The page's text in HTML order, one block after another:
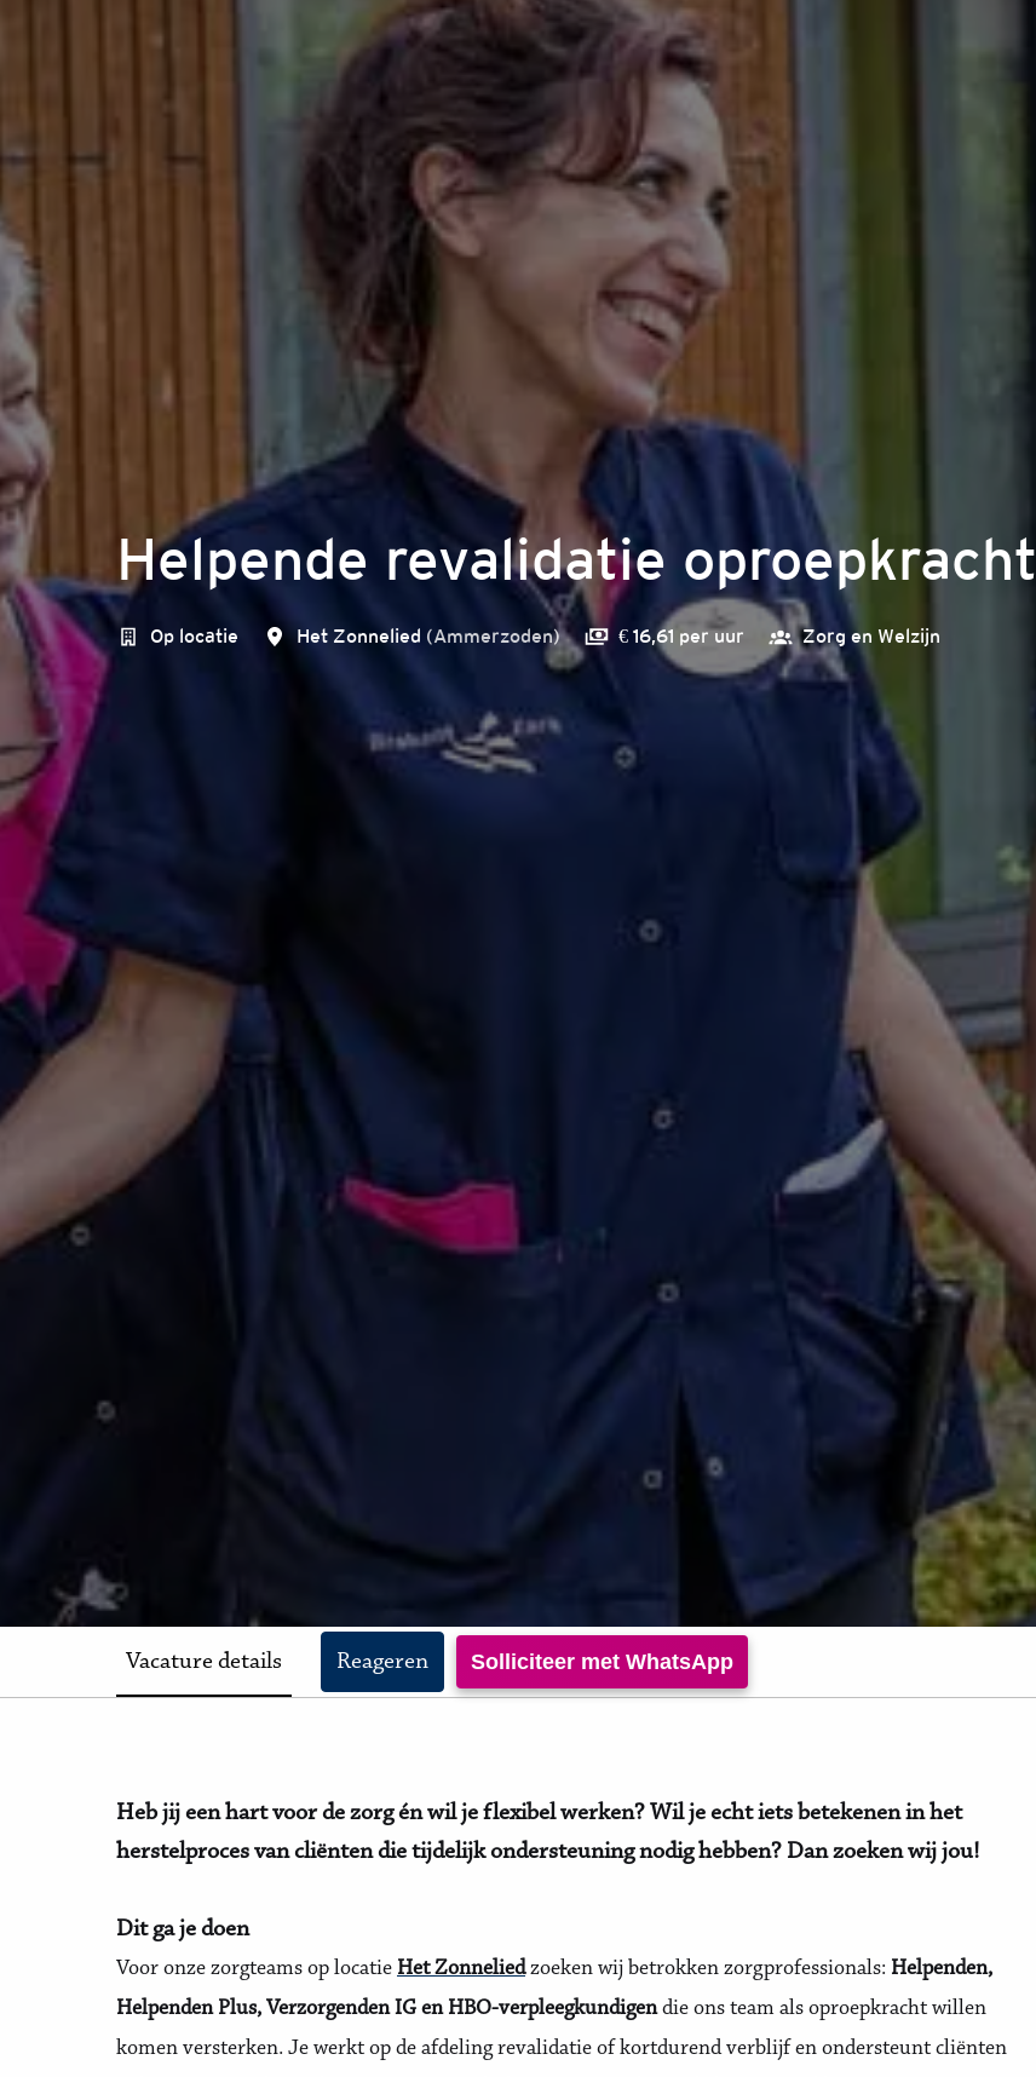
Helpende revalidatie oproepkracht
Op locatie Het Zonnelied (Ammerzoden) € 16,61 per uur Zorg en Welzijn
Vacature details Reageren Solliciteer met WhatsApp
Heb jij een hart voor de zorg én wil je flexibel werken? Wil je echt iets betekenen in het
herstelproces van cliënten die tijdelijk ondersteuning nodig hebben? Dan zoeken wij jou!
Dit ga je doen
Voor onze zorgteams op locatie Het Zonnelied zoeken wij betrokken zorgprofessionals: Helpenden,
Helpenden Plus, Verzorgenden IG en HBO-verpleegkundigendie ons team als oproepkracht willen
komen versterken. Je werkt op de afdeling revalidatie of kortdurend verblijf en ondersteunt cliënten